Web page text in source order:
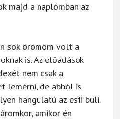
majd a naplómban az
sok örömöm volt a
is. Az előadások
nem csak a
lemérni, de abból is
hangulatú az esti buli.
amikor én